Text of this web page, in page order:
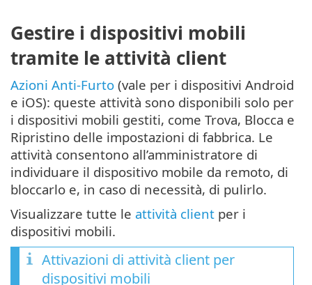
Gestire i dispositivi mobili
tramite le attività client
Azioni Anti-Furto (vale per i dispositivi Android
e iOS): queste attività sono disponibili solo per
i dispositivi mobili gestiti, come Trova, Blocca e
Ripristino delle impostazioni di fabbrica. Le
attività consentono all’amministratore di
individuare il dispositivo mobile da remoto, di
bloccarlo e, in caso di necessità, di pulirlo.
Visualizzare tutte le attività client per i
dispositivi mobili.
Attivazioni di attività client per
dispositivi mobili